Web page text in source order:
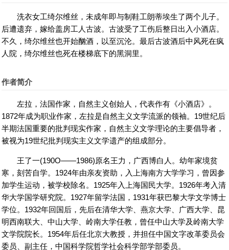
好书网
洗衣女工绮尔维丝，未成年即与制鞋工朗蒂埃生了两个儿子。
后遭遗弃，嫁给盖房工人古波。古波受了工伤后整日出入小酒店。
不久，绮尔维丝也开始酗酒，以至沉沦。最后古波酒后中风死在疯
人院，绮尔维丝也死在楼梯底下的黑洞里。
作者简介
左拉，法国作家，自然主义创始人，代表作有《小酒店》。
1872年成为职业作家，左拉是自然主义文学流派的领袖。19世纪后
半期法国重要的批判现实作家，自然主义文学理论的主要倡导者，
被视为19世纪批判现实主义文学遗产的组成部分。
王了一(190O——1986)原名王力，广西博白人。幼年家境贫
寒，刻苦自学。1924年由亲友资助，入上海南方大学学习，曾因参
加学生运动，被学校除名。1925年入上海国民大学。1926年考入清
华大学国学研究院。1927年留学法国，1931年获巴黎大学文学博士
学位。1932年回国后，先后在清华大学、燕京大学、广西大学、昆
明西南联大、中山大学、岭南大学任教，曾任中山大学及岭南大学
文学院院长。1954年后任北京大教授，并担任中国文字改革委员会
委员、副主任，中国科学院哲学社会科学部学部委员。